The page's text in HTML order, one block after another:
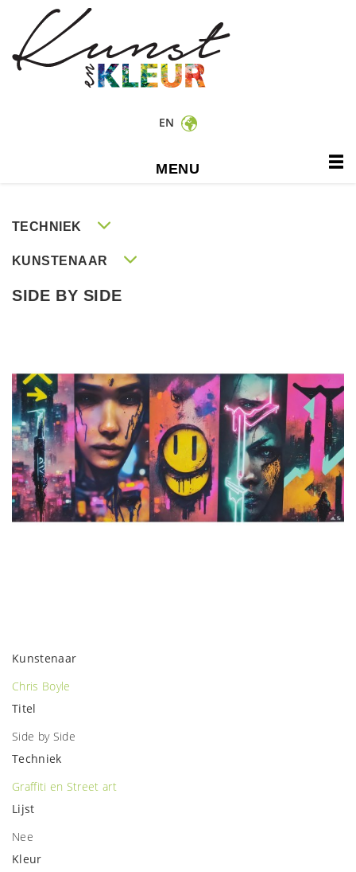
EN
MENU
TECHNIEK
KUNSTENAAR
SIDE BY SIDE
Kunstenaar
Chris Boyle
Titel
Side by Side
Techniek
Graffiti en Street art
Lijst
Nee
Kleur